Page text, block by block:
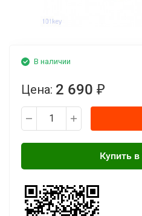
В наличии
Цена: 2 690 ₽